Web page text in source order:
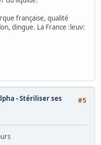
française, qualité
dingue. La France :leuv:
#5
- Stériliser ses